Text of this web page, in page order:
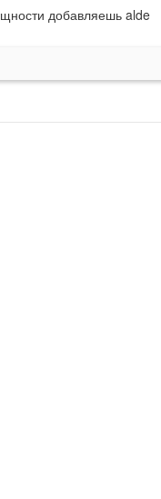
добавляешь alde